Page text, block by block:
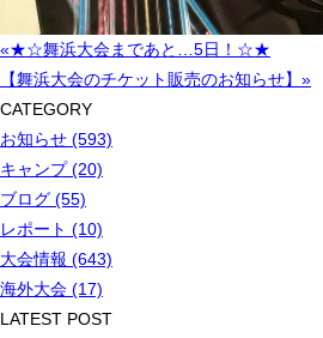
«★☆舞浜大会まであと…5日！☆★
【舞浜大会のチケット販売のお知らせ】»
CATEGORY
お知らせ (593)
キャンプ (20)
ブログ (55)
レポート (10)
大会情報 (643)
海外大会 (17)
LATEST POST